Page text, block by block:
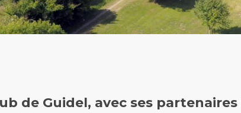
de Guidel, avec ses partenaires